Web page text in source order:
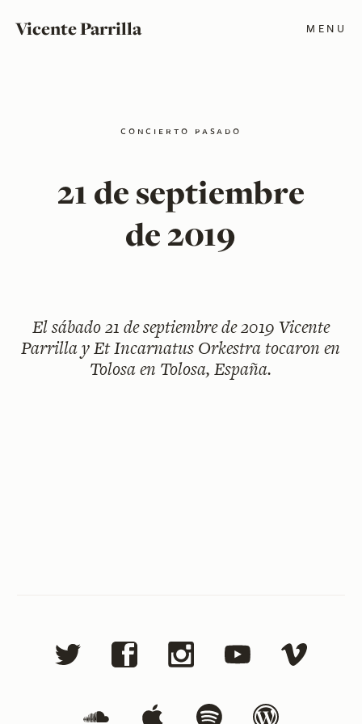
Vicente Parrilla MENU
concierto pasado
21 de septiembre
de 2019
Elsábado 21 de septiembre de 2019Vicente
Parrilla y Et Incarnatus Orkestra tocaron en
Tolosa en Tolosa, España.